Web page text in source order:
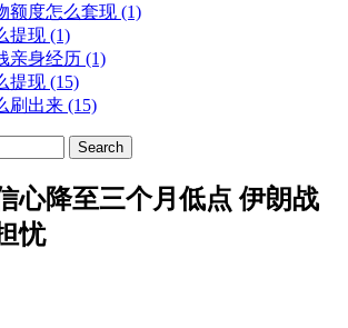
额度怎么套现 (1)
提现 (1)
亲身经历 (1)
提现 (15)
刷出来 (15)
Search
心降至三个月低点 伊朗战
忧